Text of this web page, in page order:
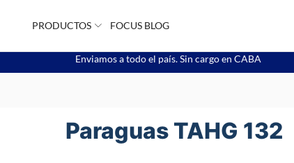
PRODUCTOS FOCUS BLOG
Enviamos a todo el país. Sin cargo en CABA
Paraguas TAHG 132